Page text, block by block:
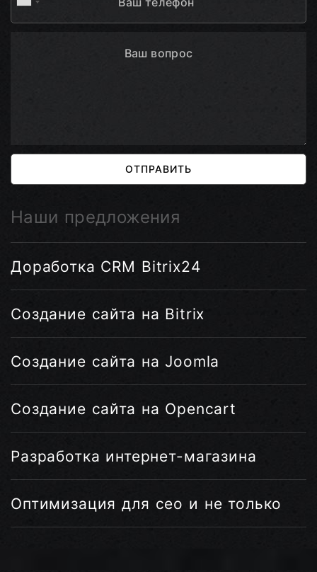
ОТПРАВИТЬ
Наши предложения
Доработка CRM Bitrix24
Создание сайта на Bitrix
Создание сайта на Joomla
Создание сайта на Opencart
Разработка интернет-магазина
Оптимизация для сео и не только